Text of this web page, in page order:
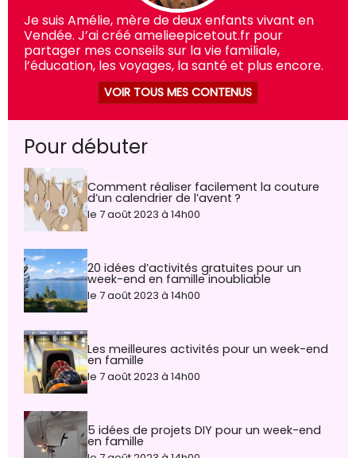
Je suis Amélie, mère de deux enfants vivant en
Vendée. J’ai créé amelieepicetout.fr pour
partager mes conseils sur la vie familiale,
l’éducation, les voyages, la santé et plus encore.
VOIR TOUS MES CONTENUS
Pour débuter
Comment réaliser facilement la couture
d’un calendrier de l’avent ?
le 7 août 2023 à 14h00
20 idées d’activités gratuites pour un
week-end en famille inoubliable
le 7 août 2023 à 14h00
Les meilleures activités pour un week-end
en famille
le 7 août 2023 à 14h00
5 idées de projets DIY pour un week-end
en famille